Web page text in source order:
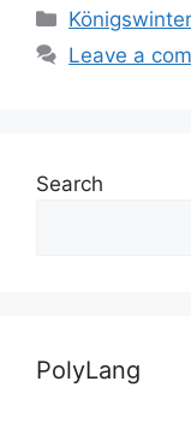
Categories
Königswinter
Leave a
Search
PolyLang